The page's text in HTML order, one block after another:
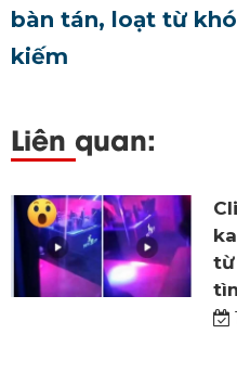
bàn tán, loạt từ
kiếm
Liên quan:
từ